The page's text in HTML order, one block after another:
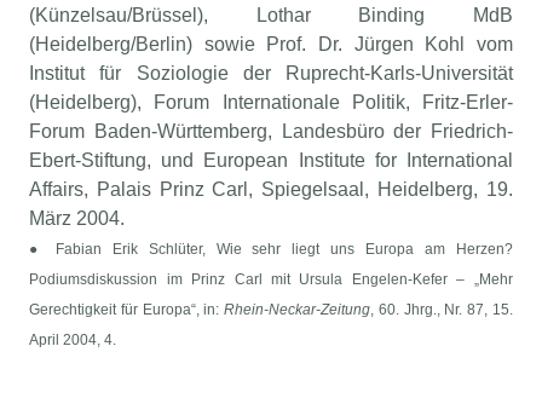
(Künzelsau/Brüssel), Lothar Binding MdB
(Heidelberg/Berlin) sowie Prof. Dr. Jürgen Kohl vom
Institut für Soziologie der Ruprecht-Karls-Universität
(Heidelberg), Forum Internationale Politik, Fritz-Erler-
Forum Baden-Württemberg, Landesbüro der Friedrich-
Ebert-Stiftung, und European Institute for International
Affairs, Palais Prinz Carl, Spiegelsaal, Heidelberg, 19.
März 2004.
● Fabian Erik Schlüter, Wie sehr liegt uns Europa am Herzen?
Podiumsdiskussion im Prinz Carl mit Ursula Engelen-Kefer – „Mehr
Gerechtigkeit für Europa“, in:Rhein-Neckar-Zeitung, 60. Jhrg., Nr. 87, 15.
April 2004, 4.